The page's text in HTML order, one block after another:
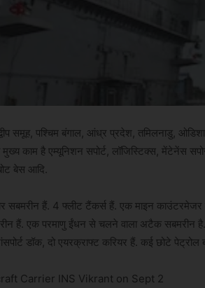
समूह, पश्चिम बंगाल, आंध्र प्रदेश, तमिलनाडु,
काम है एम्यूनिशन सपोर्ट, लॉजिस्टिक्स, मेंटेनेंस
बेस आदि.
सबमरीन हैं. 4 फ्लीट टैंकर्स हैं. एक माइन
हैं. एक परमाणु ईंधन से चलने वाला अटैक सबमरीन
डॉक, दो एयरक्राफ्ट करियर हैं. कई छोटे पेट्रोल